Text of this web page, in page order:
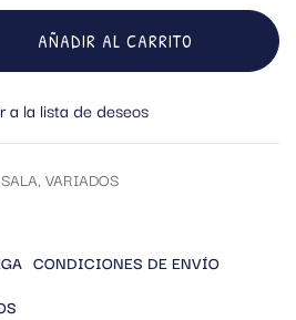
AÑADIR AL CARRITO
a la lista de deseos
SALA, VARIADOS
CONDICIONES DE ENVÍO